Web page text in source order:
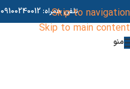
Skip to navigation
Skip to main content
تلفن همراه: 09100240012
منو